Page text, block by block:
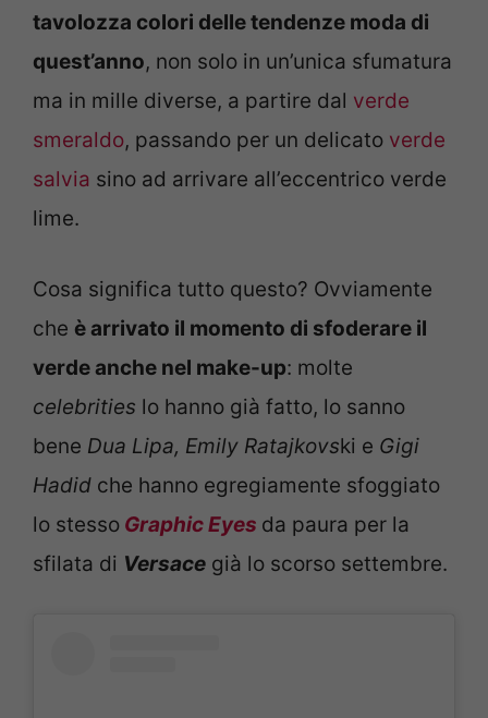
tavolozza colori delle tendenze moda di
quest’anno, non solo in un’unica sfumatura
ma in mille diverse, a partire dal verde
smeraldo, passando per un delicato verde
salvia sino ad arrivare all’eccentrico verde
lime.
Cosa significa tutto questo? Ovviamente
che è arrivato il momento di sfoderare il
verde anche nel make-up: molte
celebrities lo hanno già fatto, lo sanno
bene Dua Lipa, Emily Ratajkovski e Gigi
Hadid che hanno egregiamente sfoggiato
lo stesso Graphic Eyes da paura per la
sfilata di Versace già lo scorso settembre.